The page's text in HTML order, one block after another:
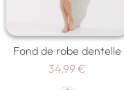
Fond de robe dentelle
34,99 €